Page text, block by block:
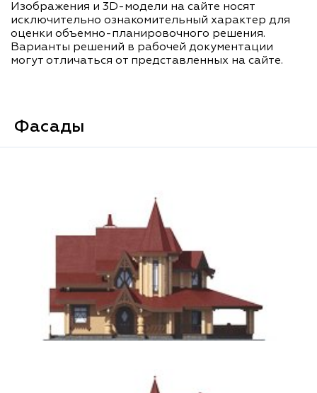
Изображения и 3D-модели на сайте носят
исключительно ознакомительный характер для
оценки объемно-планировочного решения.
Варианты решений в рабочей документации
могут отличаться от представленных на сайте.
Фасады